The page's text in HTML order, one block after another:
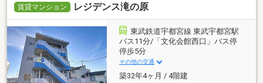
賃貸マンション レジデンス滝の原
東武鉄道宇都宮線 東武宇都宮駅
バス11分/「文化会館西口」バス停
停歩5分
その他の交通
築32年4ヶ月 / 4階建